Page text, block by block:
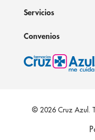
Servicios
Convenios
© 2026 Cruz Azul.